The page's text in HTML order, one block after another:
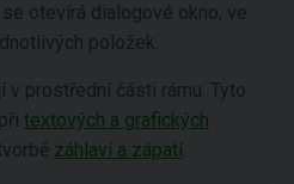
se otevírá dialogové okno, ve
položek.
v prostřední části rámu. Tyto
textových a grafických
záhlaví a zápatí